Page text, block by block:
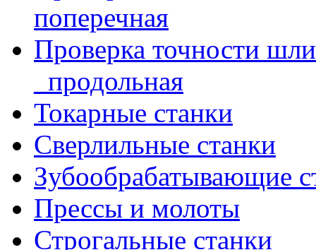
поперечная
Проверка точности
_продольная
Токарные станки
Сверлильные станки
Зубообрабатывающие
Прессы и молоты
Строгальные станки